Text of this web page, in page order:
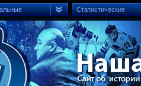
Статистические